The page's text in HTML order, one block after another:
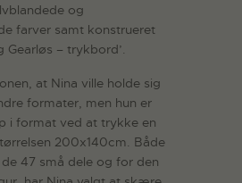
og
farver samt konstrueret
Gearløs – trykbord’.
at Nina ville holde sig
formater, men hun er
i format ved at trykke en
200x140cm. Både
47 små dele og for den